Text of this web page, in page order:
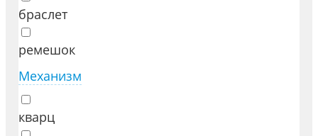
браслет
ремешок
Механизм
кварц